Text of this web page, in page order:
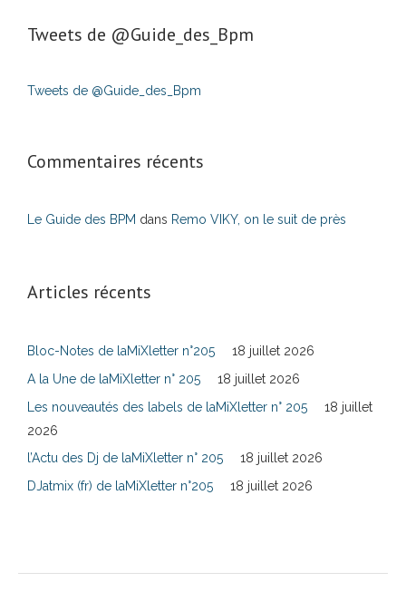
Tweets de ‎@Guide_des_Bpm
Tweets de @Guide_des_Bpm
Commentaires récents
Le Guide des BPM dans Remo VIKY, on le suit de près
Articles récents
Bloc-Notes de laMiXletter n°205
18 juillet 2026
A la Une de laMiXletter n° 205
18 juillet 2026
Les nouveautés des labels de laMiXletter n° 205
18 juillet
2026
l’Actu des Dj de laMiXletter n° 205
18 juillet 2026
DJatmix (fr) de laMiXletter n°205
18 juillet 2026